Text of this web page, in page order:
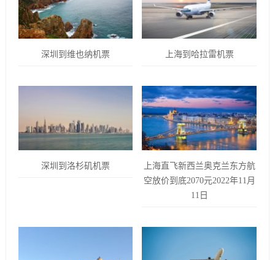
深圳到维也纳机票 上海到哈拉雷机票
深圳到洛杉矶机票
上海直飞新西兰奥克兰东方航
空放价到底2070元2022年11月
11日